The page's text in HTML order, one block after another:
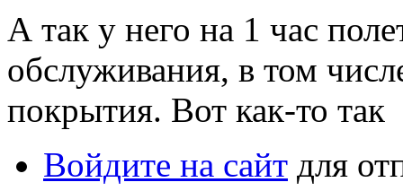
А так у него на 1 час
обслуживания, в том
покрытия. Вот как-то так
Войдите на сайт для